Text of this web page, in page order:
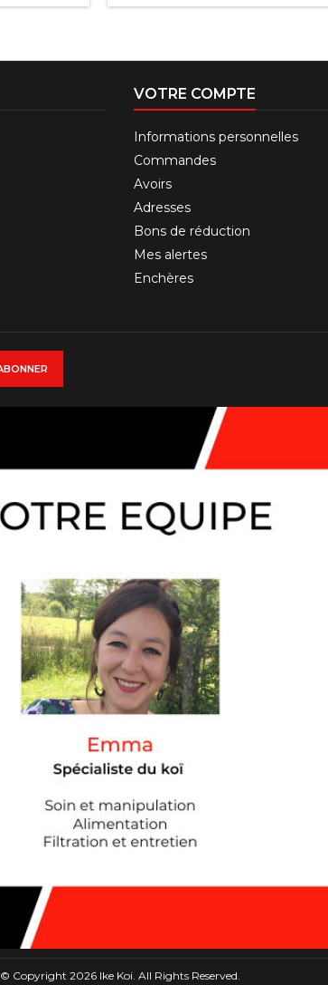
VOTRE COMPTE
Informations personnelles
Commandes
Avoirs
Adresses
Bons de réduction
Mes alertes
Enchères
© Copyright 2026 Ike Koi. All Rights Reserved.